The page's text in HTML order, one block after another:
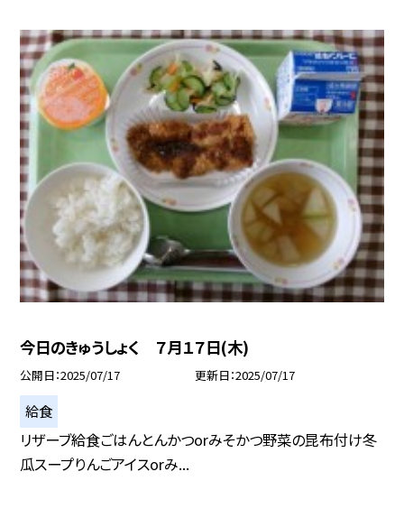
今日のきゅうしょく ７月１７日(木)
公開日 2025/07/17 更新日 2025/07/17
給食
リザーブ給食ごはんとんかつorみそかつ野菜の昆布付け冬
瓜スープりんごアイスorみ...